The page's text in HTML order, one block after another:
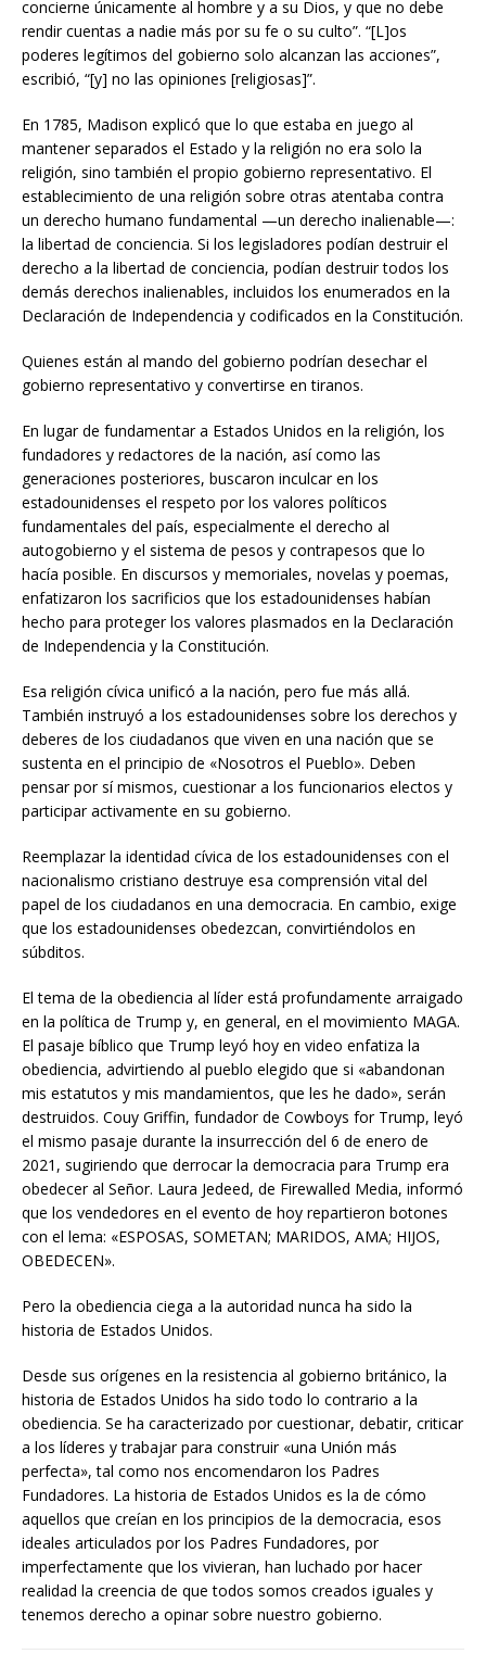
concierne únicamente al hombre y a su Dios, y que no debe
rendir cuentas a nadie más por su fe o su culto”. “[L]os
poderes legítimos del gobierno solo alcanzan las acciones”,
escribió, “[y] no las opiniones [religiosas]”.
En 1785, Madison explicó que lo que estaba en juego al
mantener separados el Estado y la religión no era solo la
religión, sino también el propio gobierno representativo. El
establecimiento de una religión sobre otras atentaba contra
un derecho humano fundamental —un derecho inalienable—:
la libertad de conciencia. Si los legisladores podían destruir el
derecho a la libertad de conciencia, podían destruir todos los
demás derechos inalienables, incluidos los enumerados en la
Declaración de Independencia y codificados en la Constitución.
Quienes están al mando del gobierno podrían desechar el
gobierno representativo y convertirse en tiranos.
En lugar de fundamentar a Estados Unidos en la religión, los
fundadores y redactores de la nación, así como las
generaciones posteriores, buscaron inculcar en los
estadounidenses el respeto por los valores políticos
fundamentales del país, especialmente el derecho al
autogobierno y el sistema de pesos y contrapesos que lo
hacía posible. En discursos y memoriales, novelas y poemas,
enfatizaron los sacrificios que los estadounidenses habían
hecho para proteger los valores plasmados en la Declaración
de Independencia y la Constitución.
Esa religión cívica unificó a la nación, pero fue más allá.
También instruyó a los estadounidenses sobre los derechos y
deberes de los ciudadanos que viven en una nación que se
sustenta en el principio de «Nosotros el Pueblo». Deben
pensar por sí mismos, cuestionar a los funcionarios electos y
participar activamente en su gobierno.
Reemplazar la identidad cívica de los estadounidenses con el
nacionalismo cristiano destruye esa comprensión vital del
papel de los ciudadanos en una democracia. En cambio, exige
que los estadounidenses obedezcan, convirtiéndolos en
súbditos.
El tema de la obediencia al líder está profundamente arraigado
en la política de Trump y, en general, en el movimiento MAGA.
El pasaje bíblico que Trump leyó hoy en video enfatiza la
obediencia, advirtiendo al pueblo elegido que si «abandonan
mis estatutos y mis mandamientos, que les he dado», serán
destruidos. Couy Griffin, fundador de Cowboys for Trump, leyó
el mismo pasaje durante la insurrección del 6 de enero de
2021, sugiriendo que derrocar la democracia para Trump era
obedecer al Señor. Laura Jedeed, de Firewalled Media, informó
que los vendedores en el evento de hoy repartieron botones
con el lema: «ESPOSAS, SOMETAN; MARIDOS, AMA; HIJOS,
OBEDECEN».
Pero la obediencia ciega a la autoridad nunca ha sido la
historia de Estados Unidos.
Desde sus orígenes en la resistencia al gobierno británico, la
historia de Estados Unidos ha sido todo lo contrario a la
obediencia. Se ha caracterizado por cuestionar, debatir, criticar
a los líderes y trabajar para construir «una Unión más
perfecta», tal como nos encomendaron los Padres
Fundadores. La historia de Estados Unidos es la de cómo
aquellos que creían en los principios de la democracia, esos
ideales articulados por los Padres Fundadores, por
imperfectamente que los vivieran, han luchado por hacer
realidad la creencia de que todos somos creados iguales y
tenemos derecho a opinar sobre nuestro gobierno.